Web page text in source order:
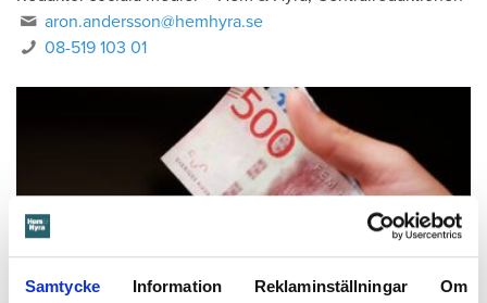
Samtycke Information Reklaminställningar Om
aron.andersson@hemhyra.se
08-519 103 01